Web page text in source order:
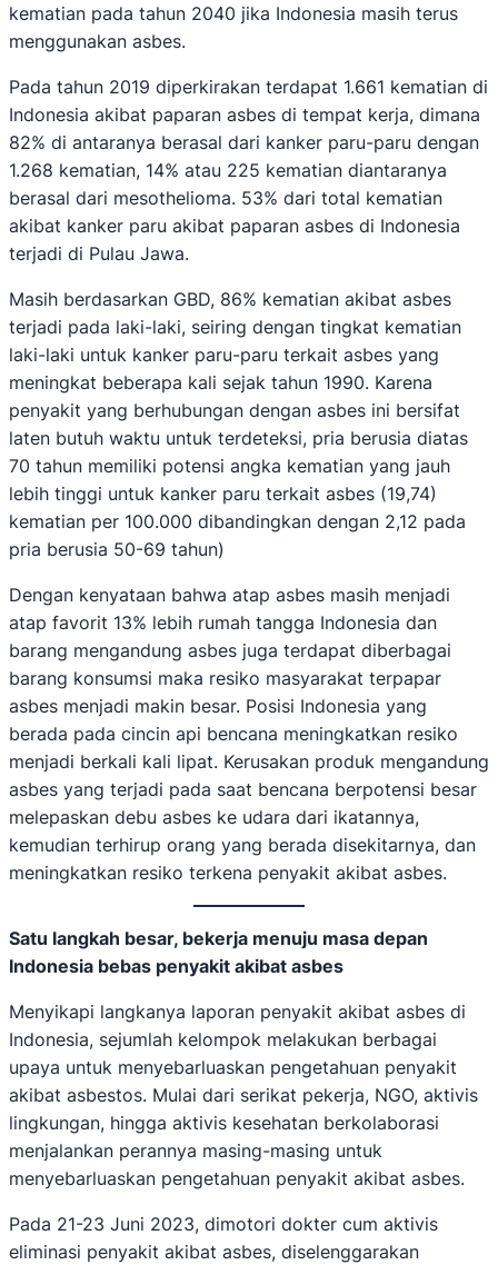
kematian pada tahun 2040 jika Indonesia masih terus
menggunakan asbes.
Pada tahun 2019 diperkirakan terdapat 1.661 kematian di
Indonesia akibat paparan asbes di tempat kerja, dimana
82% di antaranya berasal dari kanker paru-paru dengan
1.268 kematian, 14% atau 225 kematian diantaranya
berasal dari mesothelioma. 53% dari total kematian
akibat kanker paru akibat paparan asbes di Indonesia
terjadi di Pulau Jawa.
Masih berdasarkan GBD, 86% kematian akibat asbes
terjadi pada laki-laki, seiring dengan tingkat kematian
laki-laki untuk kanker paru-paru terkait asbes yang
meningkat beberapa kali sejak tahun 1990. Karena
penyakit yang berhubungan dengan asbes ini bersifat
laten butuh waktu untuk terdeteksi, pria berusia diatas
70 tahun memiliki potensi angka kematian yang jauh
lebih tinggi untuk kanker paru terkait asbes (19,74)
kematian per 100.000 dibandingkan dengan 2,12 pada
pria berusia 50-69 tahun)
Dengan kenyataan bahwa atap asbes masih menjadi
atap favorit 13% lebih rumah tangga Indonesia dan
barang mengandung asbes juga terdapat diberbagai
barang konsumsi maka resiko masyarakat terpapar
asbes menjadi makin besar. Posisi Indonesia yang
berada pada cincin api bencana meningkatkan resiko
menjadi berkali kali lipat. Kerusakan produk mengandung
asbes yang terjadi pada saat bencana berpotensi besar
melepaskan debu asbes ke udara dari ikatannya,
kemudian terhirup orang yang berada disekitarnya, dan
meningkatkan resiko terkena penyakit akibat asbes.
Satu langkah besar, bekerja menuju masa depan
Indonesia bebas penyakit akibat asbes
Menyikapi langkanya laporan penyakit akibat asbes di
Indonesia, sejumlah kelompok melakukan berbagai
upaya untuk menyebarluaskan pengetahuan penyakit
akibat asbestos. Mulai dari serikat pekerja, NGO, aktivis
lingkungan, hingga aktivis kesehatan berkolaborasi
menjalankan perannya masing-masing untuk
menyebarluaskan pengetahuan penyakit akibat asbes.
Pada 21-23 Juni 2023, dimotori dokter cum aktivis
eliminasi penyakit akibat asbes, diselenggarakan